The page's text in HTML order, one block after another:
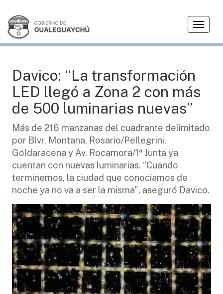
T
g
n
i
n
OBRAS
Davico: “La transformación
LED llegó a Zona 2 con más
de 500 luminarias nuevas”
Más de 216 manzanas del cuadrante delimitado
por Blvr. Montana, Rosario/Pellegrini,
Goldaracena y Av. Rocamora/1ª Junta ya
cuentan con nuevas luminarias. “Cuando
terminemos, la ciudad que conocíamos de
noche ya no va a ser la misma", aseguró Davico.